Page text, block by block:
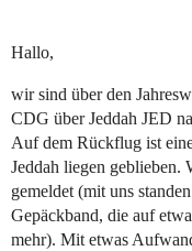
Hallo,
wir sind über den
CDG über Jeddah JED
Auf dem Rückflug ist
Jeddah liegen geblieben.
gemeldet (mit uns
Gepäckband, die auf
mehr). Mit etwas